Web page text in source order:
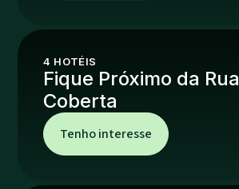
4 HOTÉIS
Fique Próximo da Rua
Coberta
Tenho interesse